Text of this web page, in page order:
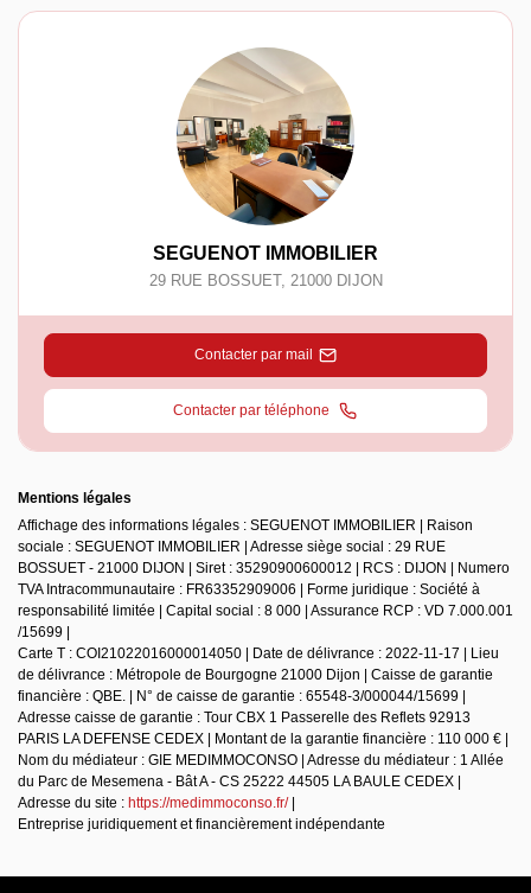
SEGUENOT IMMOBILIER
29 RUE BOSSUET, 21000 DIJON
Contacter par mail
Contacter par téléphone
Mentions légales
Affichage des informations légales : SEGUENOT IMMOBILIER | Raison
sociale : SEGUENOT IMMOBILIER | Adresse siège social : 29 RUE
BOSSUET - 21000 DIJON | Siret : 35290900600012 | RCS : DIJON | Numero
TVA Intracommunautaire : FR63352909006 | Forme juridique : Société à
responsabilité limitée | Capital social : 8 000 | Assurance RCP : VD 7.000.001
/15699 |
Carte T : COI21022016000014050 | Date de délivrance : 2022-11-17 | Lieu
de délivrance : Métropole de Bourgogne 21000 Dijon | Caisse de garantie
financière : QBE. | N° de caisse de garantie : 65548-3/000044/15699 |
Adresse caisse de garantie : Tour CBX 1 Passerelle des Reflets 92913
PARIS LA DEFENSE CEDEX | Montant de la garantie financière : 110 000 € |
Nom du médiateur : GIE MEDIMMOCONSO | Adresse du médiateur : 1 Allée
du Parc de Mesemena - Bât A - CS 25222 44505 LA BAULE CEDEX |
Adresse du site : https://medimmoconso.fr/|
Entreprise juridiquement et financièrement indépendante